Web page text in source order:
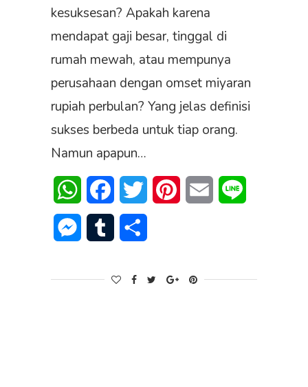
kesuksesan? Apakah karena
mendapat gaji besar, tinggal di
rumah mewah, atau mempunya
perusahaan dengan omset miyaran
rupiah perbulan? Yang jelas definisi
sukses berbeda untuk tiap orang.
Namun apapun…
WhatsAppFacebookTwitter PinterestEmail
Messenger
Tumblr